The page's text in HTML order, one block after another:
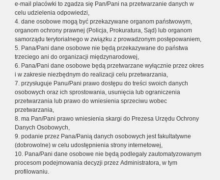
e-mail placówki to zgadza się Pan/Pani na przetwarzanie danych w
celu udzielenia odpowiedzi,
4. dane osobowe mogą być przekazywane organom państwowym,
organom ochrony prawnej (Policja, Prokuratura, Sąd) lub organom
samorządu terytorialnego w związku z prowadzonym postępowaniem,
5. Pana/Pani dane osobowe nie będą przekazywane do państwa
trzeciego ani do organizacji międzynarodowej,
6. Pana/Pani dane osobowe będą przetwarzane wyłącznie przez okres
i w zakresie niezbędnym do realizacji celu przetwarzania,
7. przysługuje Panu/Pani prawo dostępu do treści swoich danych
osobowych oraz ich sprostowania, usunięcia lub ograniczenia
przetwarzania lub prawo do wniesienia sprzeciwu wobec
przetwarzania,
8. ma Pan/Pani prawo wniesienia skargi do Prezesa Urzędu Ochrony
Danych Osobowych,
9. podanie przez Pana/Panią danych osobowych jest fakultatywne
(dobrowolne) w celu udostępnienia strony internetowej,
10. Pana/Pani dane osobowe nie będą podlegały zautomatyzowanym
procesom podejmowania decyzji przez Administratora, w tym
profilowaniu.